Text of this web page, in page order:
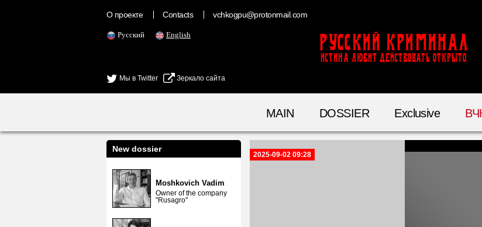
О проекте Contacts vchkogpu@protonmail.com
Русский English
Мы в Twitter Зеркало сайта
Русский Криминал
ИСТИНА ЛЮБИТ ДЕЙСТВОВАТЬ ОТКРЫТО
MAIN DOSSIER Exclusive
New dossier
Moshkovich Vadim
Owner of the company
"Rusagro"
2025-09-02 09:28